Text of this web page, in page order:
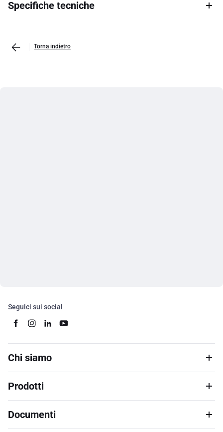
Specifiche tecniche
Torna indietro
Seguici sui social
Chi siamo
Prodotti
Documenti